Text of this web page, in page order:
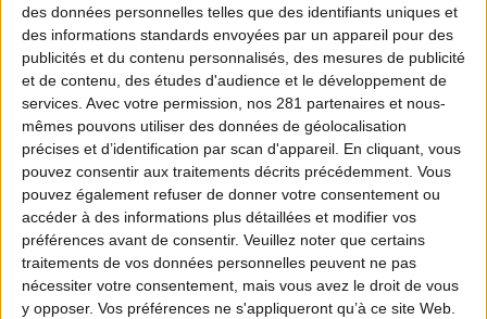
des données personnelles telles que des identifiants uniques et
des informations standards envoyées par un appareil pour des
publicités et du contenu personnalisés, des mesures de publicité
et de contenu, des études d'audience et le développement de
services. Avec votre permission, nos 281 partenaires et nous-
mêmes pouvons utiliser des données de géolocalisation
précises et d’identification par scan d'appareil. En cliquant, vous
pouvez consentir aux traitements décrits précédemment. Vous
pouvez également refuser de donner votre consentement ou
accéder à des informations plus détaillées et modifier vos
préférences avant de consentir. Veuillez noter que certains
traitements de vos données personnelles peuvent ne pas
nécessiter votre consentement, mais vous avez le droit de vous
y opposer. Vos préférences ne s'appliqueront qu’à ce site Web.